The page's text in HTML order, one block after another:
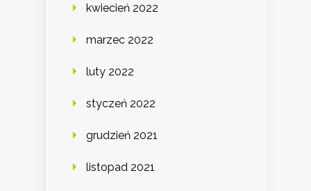
kwiecień 2022
marzec 2022
luty 2022
styczeń 2022
grudzień 2021
listopad 2021